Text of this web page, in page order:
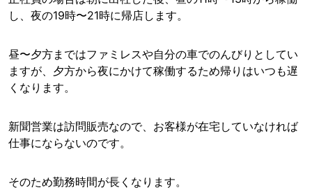
し、夜の19時〜21時に帰店します。
昼〜夕方まではファミレスや自分の車でのんびりとしてい
ますが、夕方から夜にかけて稼働するため帰りはいつも遅
くなります。
新聞営業は訪問販売なので、お客様が在宅していなければ
仕事にならないのです。
そのため勤務時間が長くなります。